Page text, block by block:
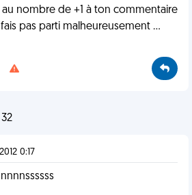
nombre de +1 à ton commentaire
pas parti malheureusement ...
0:17